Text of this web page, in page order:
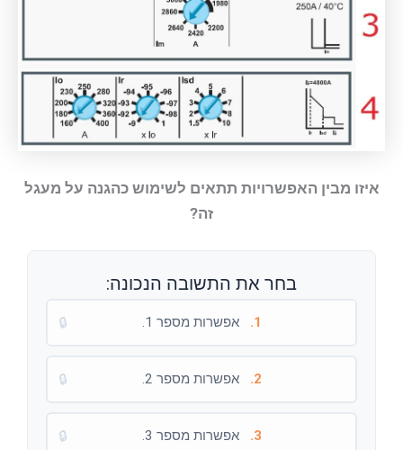
איזו מבין האפשרויות תתאים לשימוש כהגנה על מעגל
זה?
בחר את התשובה הנכונה:
1. אפשרות מספר 1. 🔒
2. אפשרות מספר 2. 🔒
3. אפשרות מספר 3. 🔒